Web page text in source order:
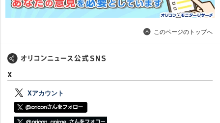
このページのトップへ
X
Xアカウント